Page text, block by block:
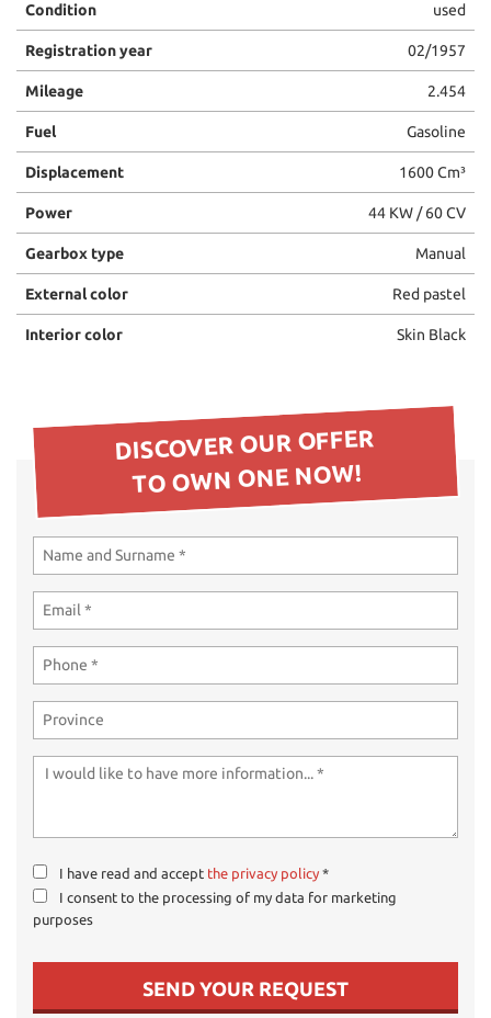
Condition used
Registration year 02/1957
Mileage 2.454
Fuel Gasoline
Displacement 1600 Cm³
Power 44 KW / 60 CV
Gearbox type Manual
External color Red pastel
Interior color Skin Black
DISCOVER OUR OFFER
TO OWN ONE NOW!
I have read and accept the privacy policy *
I consent to the processing of my data for marketing
purposes
SEND YOUR REQUEST
please
refer
the
cookie
policy.
You
can
review
and
your
any
Preferences cookies
cookie
policy
settings